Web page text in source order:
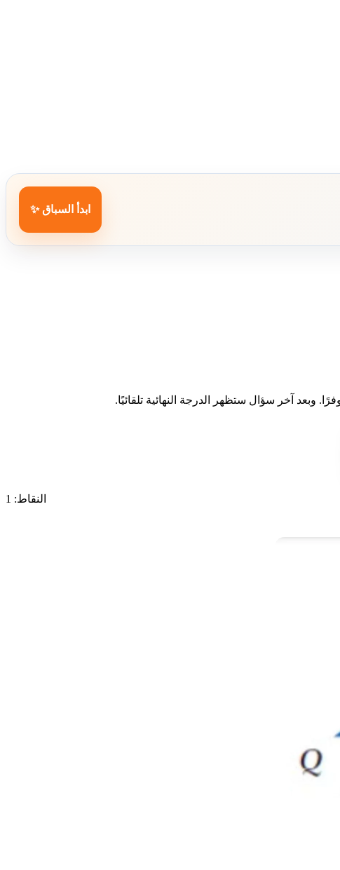
ابدأ السباق ✨
وبعد آخر سؤال ستظهر الدرجة النهائية تلقائيًا.
النقاط: 1